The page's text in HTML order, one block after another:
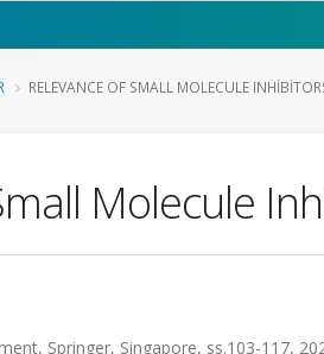
RELEVANCE OF SMALL MOLECULE
Molecule
Springer, Singapore, ss.103-117,